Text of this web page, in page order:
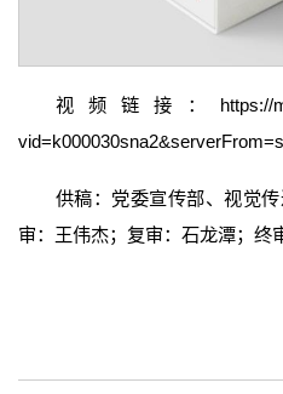
视频链接：https://
供稿：党委宣传部、视觉
审：王伟杰；复审：石龙潭；终